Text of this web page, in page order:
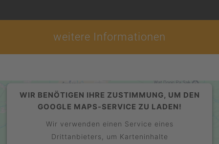
weitere Informationen
WIR BENÖTIGEN IHRE ZUSTIMMUNG, UM DEN
GOOGLE MAPS-SERVICE ZU LADEN!
Wir verwenden einen Service eines
Drittanbieters, um Karteninhalte